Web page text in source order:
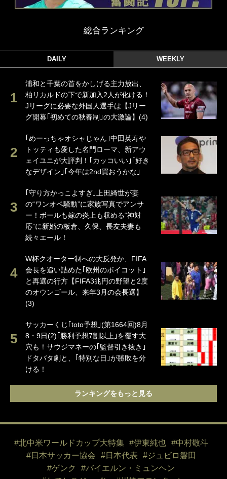
総合ランキング
DAILY WEEKLY
浦和と千葉の首をかしげる主力放出、
柏リカルドの下で新加入2人が化ける！
Jリーグに必要な外国人選手は【Jリー
グ開幕｢初めての秋春制｣の大激論】(4)
｢めーっちゃオシャじゃん｣中田英寿や
トッティも愛した名門ローマ、新アウ
ェイユニが大評判！｢カッコいい｣｢好き
なデザイン｣｢今年は2nd買おうかな｣
｢守り方かっこよすぎ｣上田綺世が妻
の“ワンオペ騒動”に家族写真でアンサ
ー！ボールも嫁の炎上も収める“神対
応”に新婚の板倉、久保、長友夫妻も
続々エール！
W杯クオーター制への大反発か、FIFA
会長を追い詰めた｢欧州のボイコット｣
と再選の行方【FIFA3兆円の野望と2度
のオウンゴール、来年3月の会長選】
(3)
サッカーくじ｢toto予想｣(第1664回)8月
8・9日(2)｢勝利予想7割以上｣を覆す大
穴も！サウジマネーの｢監督引き抜き｣
ドタバタ劇と、｢特別な日｣が勝敗を分
ける！
ランキングをもっと見る
#北中米ワールドカップ大特集 #伊東純也
#中村敬斗
#日本サッカー協会
#日本代表
#ジュビロ磐田
#ゲンク
#バイエルン・ミュンヘン